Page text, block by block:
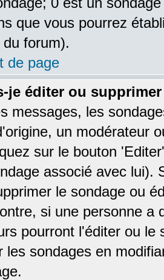
que vous pourrez
forum).
de page
je éditer ou
messages, les
un modérateur
sur le bouton
associé avec lui).
le sondage ou
si une personne a
pourront l'éditer ou le
les sondages en